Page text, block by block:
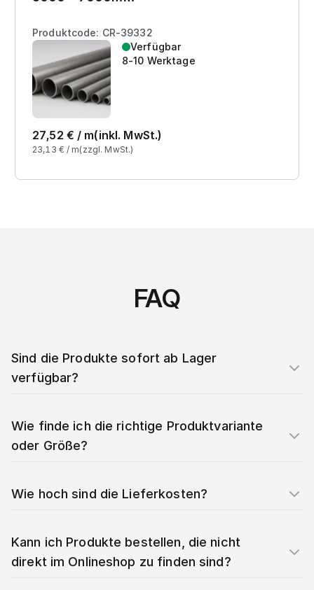
Produktcode: CR-39332
Verfügbar
8-10 Werktage
27,52 € / m(inkl. MwSt.)
23,13 € / m(zzgl. MwSt.)
FAQ
Sind die Produkte sofort ab Lager
verfügbar?
Wie finde ich die richtige Produktvariante
oder Größe?
Wie hoch sind die Lieferkosten?
Kann ich Produkte bestellen, die nicht
direkt im Onlineshop zu finden sind?